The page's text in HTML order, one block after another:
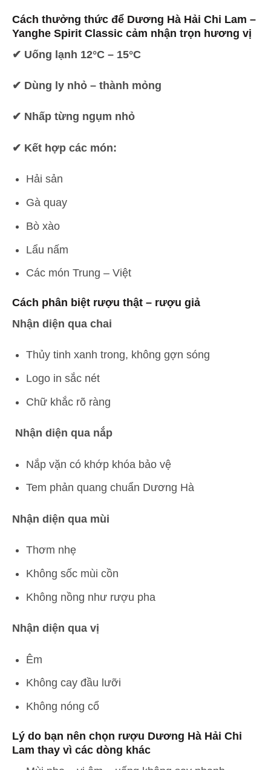
Cách thưởng thức để Dương Hà Hải Chi Lam –
Yanghe Spirit Classic cảm nhận trọn hương vị
✔ Uống lạnh 12°C – 15°C
✔ Dùng ly nhỏ – thành mỏng
✔ Nhấp từng ngụm nhỏ
✔ Kết hợp các món:
Hải sản
Gà quay
Bò xào
Lẩu nấm
Các món Trung – Việt
Cách phân biệt rượu thật – rượu giả
Nhận diện qua chai
Thủy tinh xanh trong, không gợn sóng
Logo in sắc nét
Chữ khắc rõ ràng
Nhận diện qua nắp
Nắp vặn có khớp khóa bảo vệ
Tem phản quang chuẩn Dương Hà
Nhận diện qua mùi
Thơm nhẹ
Không sốc mùi cồn
Không nồng như rượu pha
Nhận diện qua vị
Êm
Không cay đầu lưỡi
Không nóng cổ
Lý do bạn nên chọn rượu Dương Hà Hải Chi
Lam thay vì các dòng khác